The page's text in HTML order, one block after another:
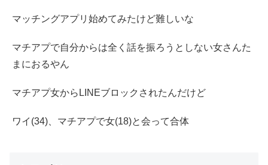
マッチングアプリ始めてみたけど難しいな
マチアプで自分からは全く話を振ろうとしない女さんた
まにおるやん
マチアプ女からLINEブロックされたんだけど
ワイ(34)、マチアプで女(18)と会って合体